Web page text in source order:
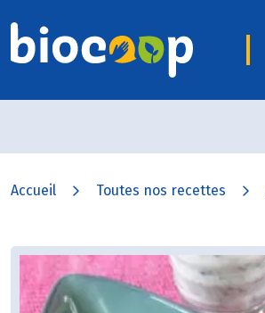
Accueil Toutes nos recettes